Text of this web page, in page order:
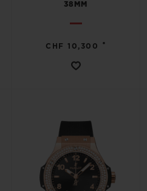
38MM
CHF 10,300 •